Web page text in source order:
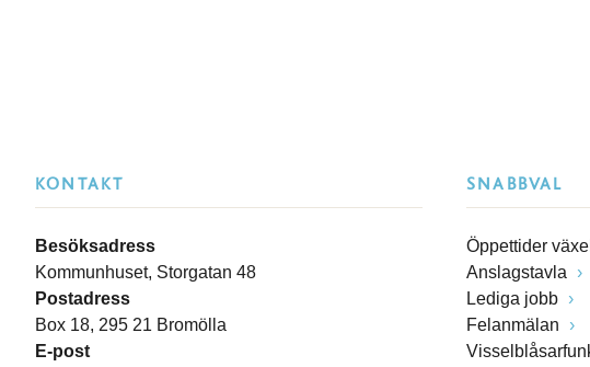
KONTAKT
Besöksadress
Kommunhuset, Storgatan 48
Postadress
Box 18, 295 21 Bromölla
E-post
SNABBVAL
Öppettider
Anslagstavla
Lediga jobb
Felanmälan